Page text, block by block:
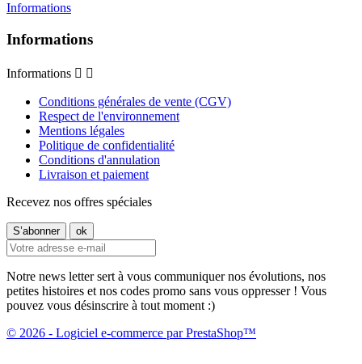
Informations
Informations
Informations  
Conditions générales de vente (CGV)
Respect de l'environnement
Mentions légales
Politique de confidentialité
Conditions d'annulation
Livraison et paiement
Recevez nos offres spéciales
Notre news letter sert à vous communiquer nos évolutions, nos
petites histoires et nos codes promo sans vous oppresser ! Vous
pouvez vous désinscrire à tout moment :)
© 2026 - Logiciel e-commerce par PrestaShop™